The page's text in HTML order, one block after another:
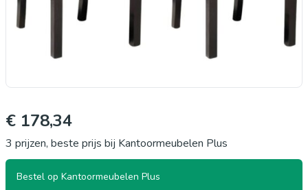
€ 178,34
3 prijzen, beste prijs bij Kantoormeubelen Plus
Bestel op Kantoormeubelen Plus